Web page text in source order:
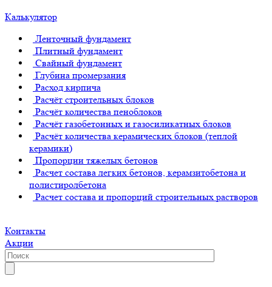
Калькулятор
Ленточный фундамент
Плитный фундамент
Свайный фундамент
Глубина промерзания
Расход кирпича
Расчёт строительных блоков
Расчёт количества пеноблоков
Расчёт газобетонных и газосиликатных блоков
Расчёт количества керамических блоков (теплой
керамики)
Пропорции тяжелых бетонов
Расчет состава легких бетонов, керамзитобетона и
полистиролбетона
Расчет состава и пропорций строительных растворов
Контакты
Акции